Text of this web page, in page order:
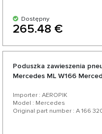
Dostępny
265.48 €
Poduszka zawieszenia
Mercedes ML W166
Importer : AEROPIK
Model : Mercedes
Original part number : A 166